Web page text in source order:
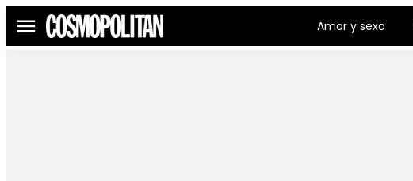
Menú Amor y sexo